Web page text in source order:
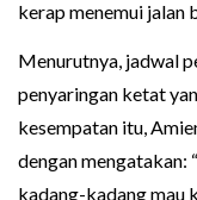
kerap menemui jalan
Menurutnya, jadwal
penyaringan ketat
kesempatan itu,
dengan mengatakan:
kadang-kadang mau